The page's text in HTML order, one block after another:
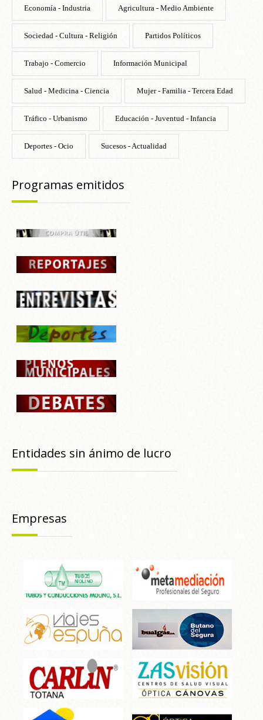
Economía - Industria Agricultura - Medio Ambiente
Sociedad - Cultura - Religión Partidos Políticos
Trabajo - Comercio Información Municipal
Salud - Medicina - Ciencia Mujer - Familia - Tercera Edad
Tráfico - Urbanismo Educación - Juventud - Infancia
Deportes - Ocio Sucesos - Actualidad
Programas emitidos
Entidades sin ánimo de lucro
Empresas